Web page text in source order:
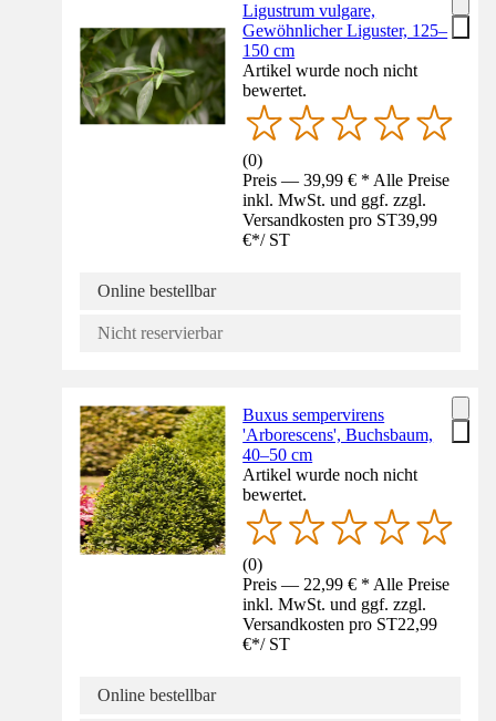
Ligustrum vulgare,
Gewöhnlicher Liguster, 125–
150 cm
Artikel wurde noch nicht
bewertet.
(0)
Preis — 39,99 € * Alle Preise
inkl. MwSt. und ggf. zzgl.
Versandkosten pro ST39,99
€*/ ST
Online bestellbar
Nicht reservierbar
Buxus sempervirens
'Arborescens', Buchsbaum,
40–50 cm
Artikel wurde noch nicht
bewertet.
(0)
Preis — 22,99 € * Alle Preise
inkl. MwSt. und ggf. zzgl.
Versandkosten pro ST22,99
€*/ ST
Online bestellbar